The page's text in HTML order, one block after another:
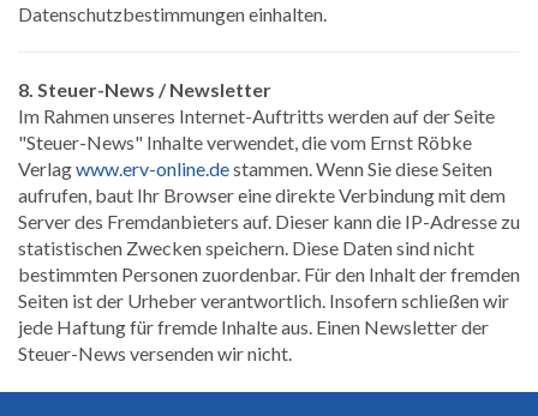
Datenschutzbestimmungen einhalten.
8. Steuer-News / Newsletter
Im Rahmen unseres Internet-Auftritts werden auf der Seite
"Steuer-News" Inhalte verwendet, die vom Ernst Röbke
Verlagwww.erv-online.destammen. Wenn Sie diese Seiten
aufrufen, baut Ihr Browser eine direkte Verbindung mit dem
Server des Fremdanbieters auf. Dieser kann die IP-Adresse zu
statistischen Zwecken speichern. Diese Daten sind nicht
bestimmten Personen zuordenbar. Für den Inhalt der fremden
Seiten ist der Urheber verantwortlich. Insofern schließen wir
jede Haftung für fremde Inhalte aus. Einen Newsletter der
Steuer-News versenden wir nicht.